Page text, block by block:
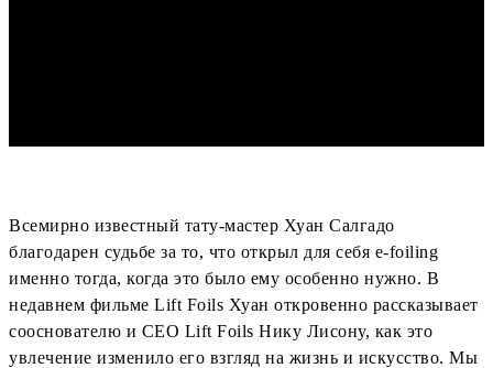
Всемирно известный тату-мастер Хуан Салгадо
благодарен судьбе за то, что открыл для себя e-foiling
именно тогда, когда это было ему особенно нужно. В
недавнем фильме Lift Foils Хуан откровенно рассказывает
сооснователю и CEO Lift Foils Нику Лисону, как это
увлечение изменило его взгляд на жизнь и искусство. Мы